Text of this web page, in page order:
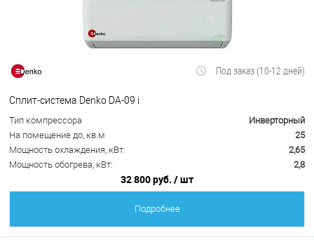
Под заказ (10-12 дней)
Сплит-система Denko DA-09 i
Тип компрессора
Инверторный
На помещение до, кв.м
25
Мощность охлаждения, кВт:
2,65
Мощность обогрева, кВт:
2,8
32 800 руб. / шт
Подробнее